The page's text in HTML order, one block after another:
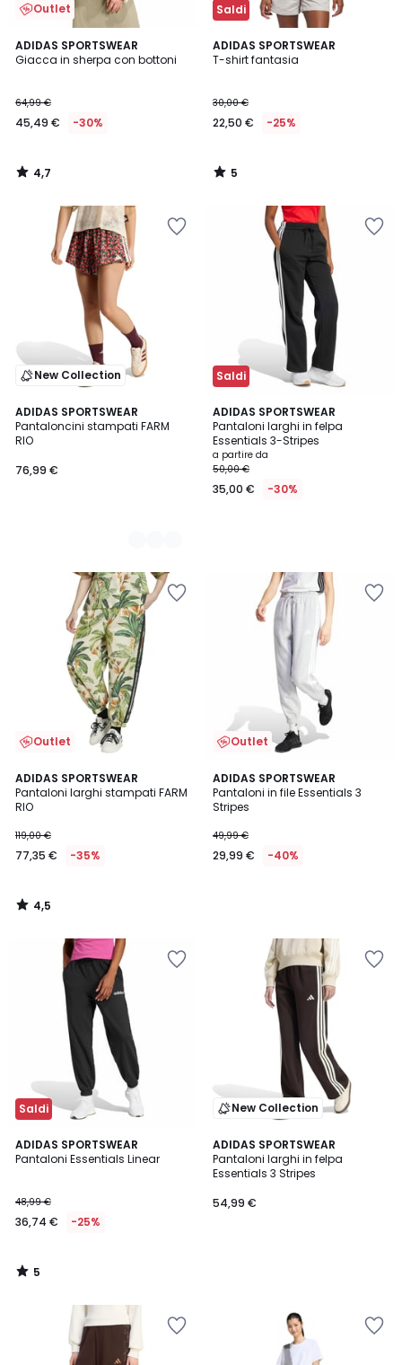
Outlet
ADIDAS SPORTSWEAR
Giacca in sherpa con bottoni
64,99 €
45,49 € -30%
4,7
/ 5
4,7
/
Saldi
ADIDAS SPORTSWEAR
T-shirt fantasia
30,00 €
22,50 € -25%
5
/
5
/
New Collection
ADIDAS SPORTSWEAR
Pantaloncini stampati FARM
RIO
76,99 €
2
Colori
Saldi
ADIDAS SPORTSWEAR
Pantaloni larghi in felpa
Essentials 3-Stripes
a partire da
50,00 €
35,00 € -30%
Outlet
ADIDAS SPORTSWEAR
Pantaloni larghi stampati FARM
RIO
119,00 €
77,35 € -35%
4,5
/ 5
4,5
/
Outlet
ADIDAS SPORTSWEAR
Pantaloni in file Essentials 3
Stripes
49,99 €
29,99 € -40%
Saldi
ADIDAS SPORTSWEAR
Pantaloni Essentials Linear
48,99 €
36,74 € -25%
5
/
5
/
New Collection
ADIDAS SPORTSWEAR
Pantaloni larghi in felpa
Essentials 3 Stripes
54,99 €